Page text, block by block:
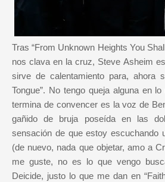
Tras “From Unknown Heights You
nos clava en la cruz, Steve Asheim
sirve de calentamiento para, ahora
Tongue”. No tengo queja alguna en
termina de convencer es la voz de
gañido de bruja poseída en las
sensación de que estoy escuchando
(de nuevo, nada que objetar, amo a
me guste, no es lo que vengo
Deicide, justo lo que me dan en